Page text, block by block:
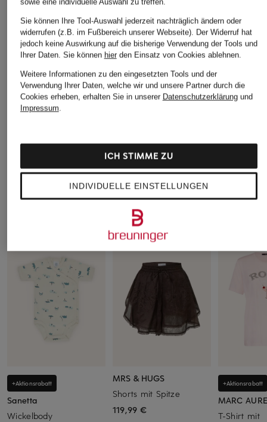
STANLEY
Thermobecher THE
QUENCHER H2.O
FLOWSTATE™
49,99 €
STANLEY
Thermobecher THE
QUENCHER H2.0
FLOWSTATE™
STANLEY
LASSEN SIE SICH VON DER AUSWAHL ANDERER
+Aktionsrabatt
Sanetta
Wickelbody
MRS & HUGS
Shorts mit Spitze
119,99 €
+Aktionsrabatt
MARC
T-Shirt mit
sowie eine individuelle Auswahl zu treffen.
Sie können Ihre Tool-Auswahl jederzeit nachträglich ändern oder
widerrufen (z.B. im Fußbereich unserer Webseite). Der Widerruf hat
jedoch keine Auswirkung auf die bisherige Verwendung der Tools und
Ihrer Daten. Sie können hierden Einsatz von Cookies ablehnen.
Weitere Informationen zu den eingesetzten Tools und der
Verwendung Ihrer Daten, welche wir und unsere Partner durch die
Cookies erheben, erhalten Sie in unserer Datenschutzerklärungund
Impressum.
INDIVIDUELLE EINSTELLUNGEN
ICH STIMME ZU